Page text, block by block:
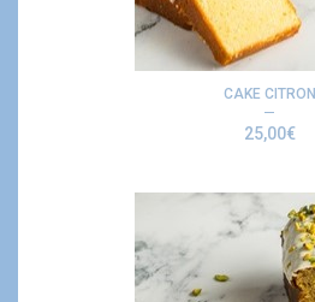
CAKE CITRON
25,00€